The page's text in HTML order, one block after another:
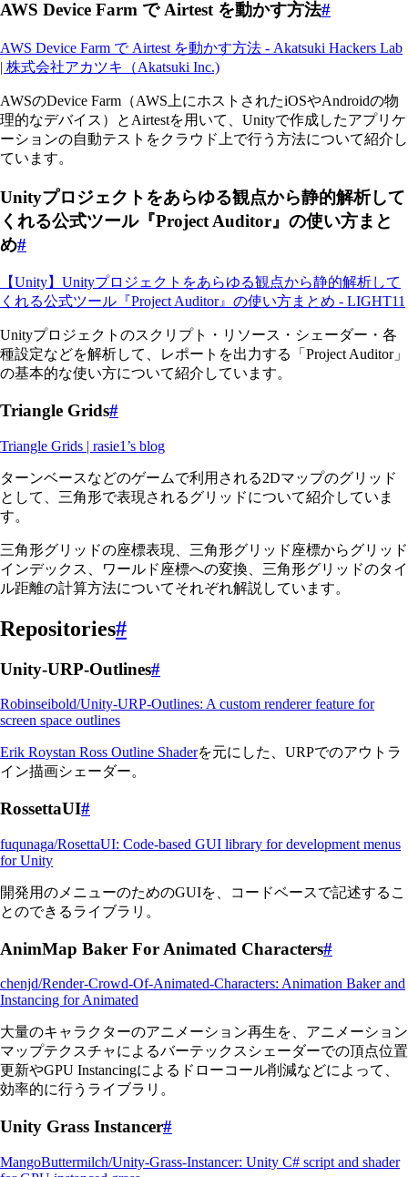
AWS Device Farm で Airtest を動かす方法#
AWS Device Farm で Airtest を動かす方法 - Akatsuki Hackers Lab
| 株式会社アカツキ（Akatsuki Inc.)
AWSのDevice Farm（AWS上にホストされたiOSやAndroidの物
理的なデバイス）とAirtestを用いて、Unityで作成したアプリケ
ーションの自動テストをクラウド上で行う方法について紹介し
ています。
Unityプロジェクトをあらゆる観点から静的解析して
くれる公式ツール『Project Auditor』の使い方まと
め#
【Unity】Unityプロジェクトをあらゆる観点から静的解析して
くれる公式ツール『Project Auditor』の使い方まとめ - LIGHT11
Unityプロジェクトのスクリプト・リソース・シェーダー・各
種設定などを解析して、レポートを出力する「Project Auditor」
の基本的な使い方について紹介しています。
Triangle Grids#
Triangle Grids | rasie1’s blog
ターンベースなどのゲームで利用される2Dマップのグリッド
として、三角形で表現されるグリッドについて紹介していま
す。
三角形グリッドの座標表現、三角形グリッド座標からグリッド
インデックス、ワールド座標への変換、三角形グリッドのタイ
ル距離の計算方法についてそれぞれ解説しています。
Repositories#
Unity-URP-Outlines#
Robinseibold/Unity-URP-Outlines: A custom renderer feature for
screen space outlines
Erik Roystan Ross Outline Shaderを元にした、URPでのアウトラ
イン描画シェーダー。
RossettaUI#
fuqunaga/RosettaUI: Code-based GUI library for development menus
for Unity
開発用のメニューのためのGUIを、コードベースで記述するこ
とのできるライブラリ。
AnimMap Baker For Animated Characters#
chenjd/Render-Crowd-Of-Animated-Characters: Animation Baker and
Instancing for Animated
大量のキャラクターのアニメーション再生を、アニメーション
マップテクスチャによるバーテックスシェーダーでの頂点位置
更新やGPU Instancingによるドローコール削減などによって、
効率的に行うライブラリ。
Unity Grass Instancer#
MangoButtermilch/Unity-Grass-Instancer: Unity C# script and shader